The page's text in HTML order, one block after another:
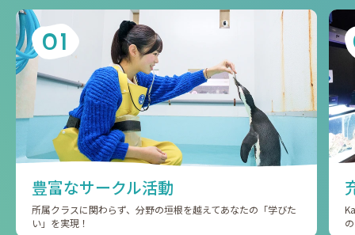
01
豊富なサークル活動
所属クラスに関わらず、分野の垣根を越えてあなたの「学びた
い」を実現！